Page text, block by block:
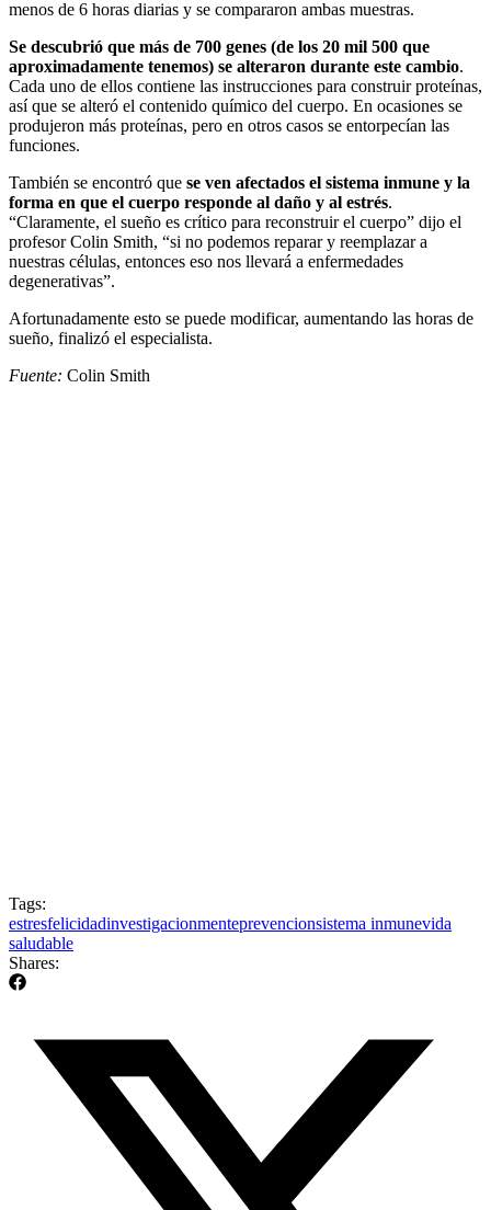
menos de 6 horas diarias y se compararon ambas muestras.
Se descubrió que más de 700 genes (de los 20 mil 500 que
aproximadamente tenemos) se alteraron durante este cambio.
Cada uno de ellos contiene las instrucciones para construir proteínas,
así que se alteró el contenido químico del cuerpo. En ocasiones se
produjeron más proteínas, pero en otros casos se entorpecían las
funciones.
También se encontró que se ven afectados el sistema inmune y la
forma en que el cuerpo responde al daño y al estrés.
“Claramente, el sueño es crítico para reconstruir el cuerpo” dijo el
profesor Colin Smith, “si no podemos reparar y reemplazar a
nuestras células, entonces eso nos llevará a enfermedades
degenerativas”.
Afortunadamente esto se puede modificar, aumentando las horas de
sueño, finalizó el especialista.
Fuente: Colin Smith
Tags:
estresfelicidadinvestigacionmenteprevencionsistema inmunevida
saludable
Shares: